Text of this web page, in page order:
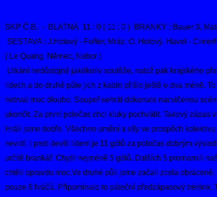
SKP Č.B. - BLATNÁ 11 : 0 ( 11 : 0 ) BRANKY : Bauer 3,
SESTAVA : J.Hotový - Fořter, Mráz, O. Hotový, Havel -
( Le Quang, Němec, Nebor )
Utkání nedůstojné jakékoliv soutěže, natož pak krajského
lidech a do druhé půle jich z kabin přišlo ještě o dva méně.
netrval moc dlouho. Soupeř sehrál dokonale nacvičenou
ukončit. Za první poločas chci kluky pochválit. Takový zápas
Hráli jsme dobře. Všechno umění a síly ve prospěch
nevidí. I proti devíti lidem je 11 gólů za poločas dobrým
určitě brankář. Chytil nejméně 5 gólů. Dalších 5 promarnili
chtěli opravdu moc.Ve druhé půli jsme začali zcela
pouze 6 hráčů. Připomínalo to páteční předzápasový trénink.